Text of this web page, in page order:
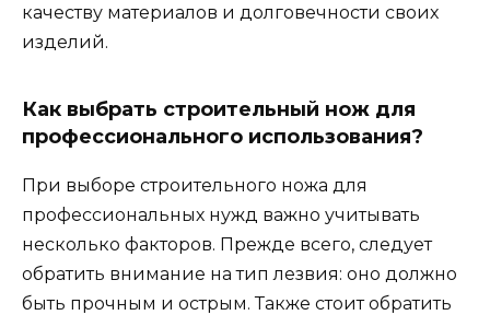
качеству материалов и долговечности своих
изделий.
Как выбрать строительный нож для
профессионального использования?
При выборе строительного ножа для
профессиональных нужд важно учитывать
несколько факторов. Прежде всего, следует
обратить внимание на тип лезвия: оно должно
быть прочным и острым. Также стоит обратить